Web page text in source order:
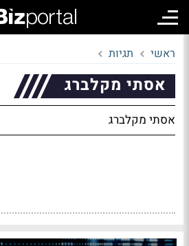
ראשי תגיות
אסתי מקלברג
אסתי מקלברג